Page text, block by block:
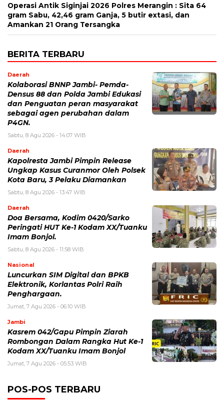
Operasi Antik Siginjai 2026 Polres Merangin : Sita 64
gram Sabu, 42,46 gram Ganja, 5 butir extasi, dan
Amankan 21 Orang Tersangka
BERITA TERBARU
Daerah
Kolaborasi BNNP Jambi- Pemda-
Densus 88 dan Polda Jambi Edukasi
dan Penguatan peran masyarakat
sebagai agen perubahan dalam
P4GN.
Sabtu, 8 Agu 2026 - 14:07 WIB
Daerah
Kapolresta Jambi Pimpin Release
Ungkap Kasus Curanmor Oleh Polsek
Kota Baru, 3 Pelaku Diamankan
Sabtu, 8 Agu 2026 - 13:47 WIB
Daerah
Doa Bersama, Kodim 0420/Sarko
Peringati HUT Ke-1 Kodam XX/Tuanku
Imam Bonjol.
Sabtu, 8 Agu 2026 - 11:58 WIB
Nasional
Luncurkan SIM Digital dan BPKB
Elektronik, Korlantas Polri Raih
Penghargaan.
Jumat, 7 Agu 2026 - 06:10 WIB
Jambi
Kasrem 042/Gapu Pimpin Ziarah
Rombongan Dalam Rangka Hut Ke-1
Kodam XX/Tuanku Imam Bonjol
Jumat, 7 Agu 2026 - 05:53 WIB
POS-POS TERBARU